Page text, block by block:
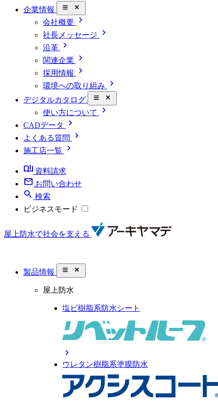
企業情報 close_small
会社概要 chevron_right
社長メッセージ chevron_right
沿革 chevron_right
関連企業 chevron_right
採用情報 chevron_right
環境への取り組み chevron_right
デジタルカタログ close_small
使い方について chevron_right
CADデータ chevron_right
よくある質問 chevron_right
施工店一覧
chevron_right
book_ribbon 資料請求
mail お問い合わせ
search 検索
ビジネスモード
屋上防水で社会を支える
製品情報 close_small
屋上防水
塩ビ樹脂系防水シート
chevron_right
ウレタン樹脂系塗膜防水